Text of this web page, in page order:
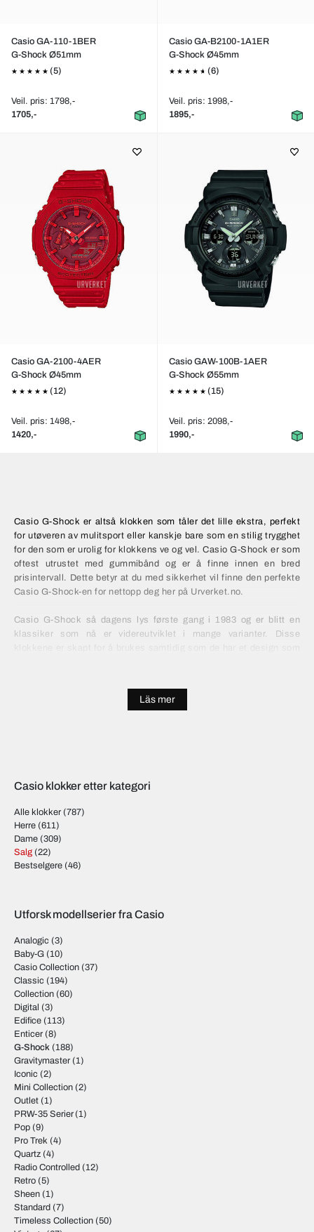
Casio GA-110-1BER
G-Shock Ø51mm
(5)
Veil. pris: 1798,-
1705,-
Casio GA-B2100-1A1ER
G-Shock Ø45mm
(6)
Veil. pris: 1998,-
1895,-
Casio GA-2100-4AER
G-Shock Ø45mm
(12)
Veil. pris: 1498,-
1420,-
Casio GAW-100B-1AER
G-Shock Ø55mm
(15)
Veil. pris: 2098,-
1990,-
Casio G-Shock er altså klokken som tåler det lille ekstra, perfekt
for utøveren av mulitsport eller kanskje bare som en stilig trygghet
for den som er urolig for klokkens ve og vel. Casio G-Shock er som
oftest utrustet med gummibånd og er å finne innen en bred
prisintervall. Dette betyr at du med sikkerhet vil finne den perfekte
Casio G-Shock-en for nettopp deg her på Urverket.no.
Casio G-Shock så dagens lys første gang i 1983 og er blitt en
klassiker som nå er videreutviklet i mange varianter. Disse
for deg som jobber i et utfordrende miljø. Steel-serien gir deg
ekstrem slitestyrke og et design som også passer til dress.
Läs mer
Casio klokker etter kategori
Alle klokker (787)
Herre (611)
Dame (309)
Salg (22)
Bestselgere (46)
Utforsk modellserier fra Casio
Analogic (3)
Baby-G (10)
Casio Collection (37)
Classic (194)
Collection (60)
Digital (3)
Edifice (113)
Enticer (8)
G-Shock (188)
Gravitymaster (1)
Iconic (2)
Mini Collection (2)
Outlet (1)
PRW-35 Serier(1)
Pop (9)
Pro Trek (4)
Quartz (4)
Radio Controlled (12)
Retro (5)
Sheen (1)
Standard (7)
Timeless Collection (50)